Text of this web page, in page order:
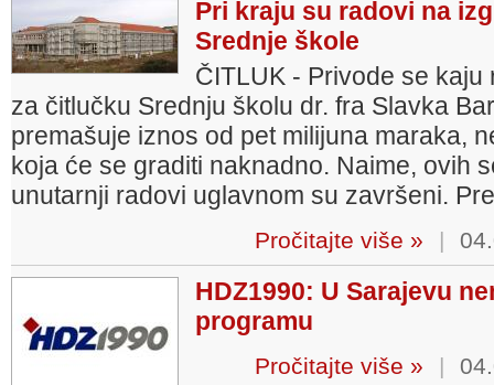
Pri kraju su radovi na
Srednje škole
ČITLUK - Privode se
za čitlučku Srednju školu dr. fra Slavka
premašuje iznos od pet milijuna maraka,
koja će se graditi naknadno. Naime, ovih
unutarnji radovi uglavnom su završeni.
Pročitajte više » |
HDZ1990: U Sarajevu
programu
Pročitajte više » |